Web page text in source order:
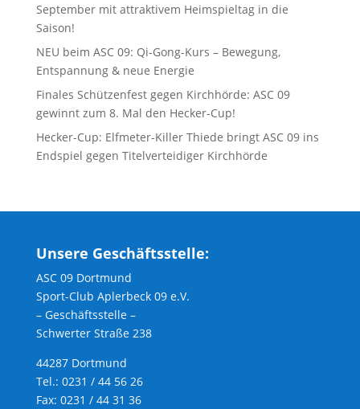
September mit attraktivem Heimspieltag in die
Saison!
NEU beim ASC 09: Qi-Gong-Kurs – Bewegung,
Entspannung & neue Energie
Finales Schützenfest gegen Kirchhörde: ASC 09
gewinnt zum 8. Mal den Hecker-Cup!
Hecker-Cup: Elfmeter-Killer Thiede bringt ASC 09 ins
Endspiel gegen Titelverteidiger Kirchhörde
Unsere Geschäftsstelle:
ASC 09 Dortmund
Sport-Club Aplerbeck 09 e.V.
– Geschäftsstelle –
Schwerter Straße 238
44287 Dortmund
Tel.: 0231 / 44 56 26
Fax: 0231 / 44 31 36